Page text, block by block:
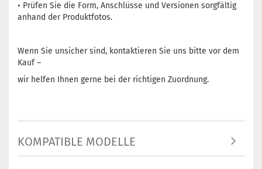
• Prüfen Sie die Form, Anschlüsse und Versionen sorgfältig
anhand der Produktfotos.
Wenn Sie unsicher sind, kontaktieren Sie uns bitte vor dem
Kauf –
wir helfen Ihnen gerne bei der richtigen Zuordnung.
KOMPATIBLE MODELLE